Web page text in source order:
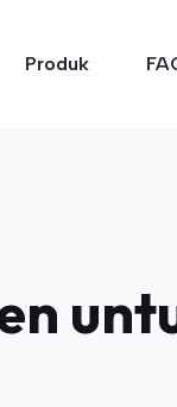
Produk